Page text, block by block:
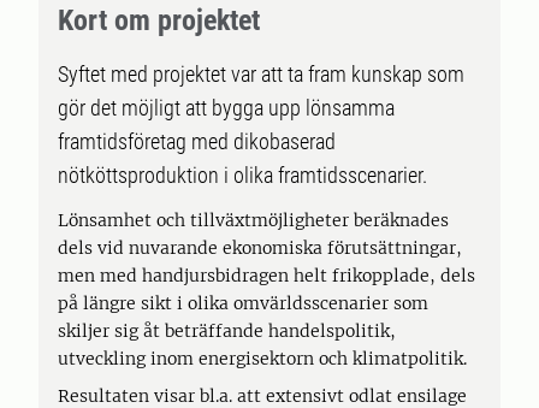
Kort om projektet
Syftet med projektet var att ta fram kunskap som
gör det möjligt att bygga upp lönsamma
framtidsföretag med dikobaserad
nötköttsproduktion i olika framtidsscenarier.
Lönsamhet och tillväxtmöjligheter beräknades
dels vid nuvarande ekonomiska förutsättningar,
men med handjursbidragen helt frikopplade, dels
på längre sikt i olika omvärldsscenarier som
skiljer sig åt beträffande handelspolitik,
utveckling inom energisektorn och klimatpolitik.
Resultaten visar bl.a. att extensivt odlat ensilage